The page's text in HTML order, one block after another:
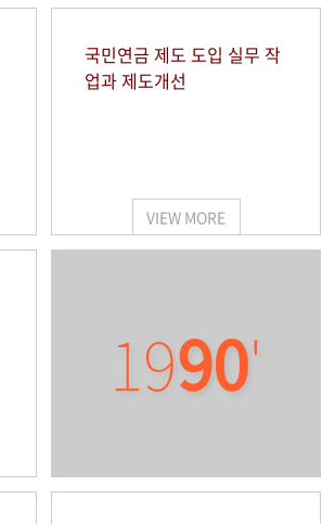
국민연금 제도 도입 실무 작
업과 제도개선
VIEW MORE
1990'